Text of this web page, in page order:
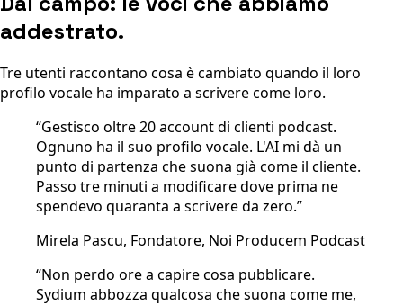
addestrato.
Tre utenti raccontano cosa è cambiato quando il loro
profilo vocale ha imparato a scrivere come loro.
“Gestisco oltre 20 account di clienti podcast.
Ognuno ha il suo profilo vocale. L'AI mi dà un
punto di partenza che suona già come il cliente.
Passo tre minuti a modificare dove prima ne
spendevo quaranta a scrivere da zero.”
Mirela Pascu, Fondatore, Noi Producem Podcast
“Non perdo ore a capire cosa pubblicare.
Sydium abbozza qualcosa che suona come me,